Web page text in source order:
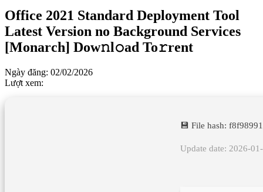
Office 2021 Standard Deployment Tool
Latest Version no Background Services
[Monarch] Dow𝚗l𝚘ad To𝚛rent
Ngày đăng: 02/02/2026
Lượt xem:
💾 File hash:
Update date: 2026-